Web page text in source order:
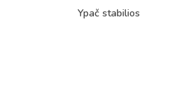
Ypač stabilios